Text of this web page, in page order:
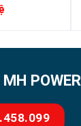
POWER